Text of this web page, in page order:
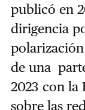
publicó en
dirigencia
de una
2023 con la
sobre las